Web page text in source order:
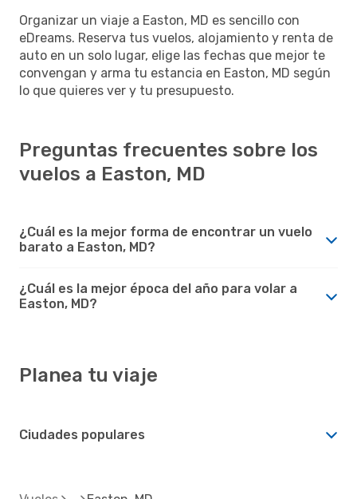
Organizar un viaje a Easton, MD es sencillo con
eDreams. Reserva tus vuelos, alojamiento y renta de
auto en un solo lugar, elige las fechas que mejor te
convengan y arma tu estancia en Easton, MD según
lo que quieres ver y tu presupuesto.
Preguntas frecuentes sobre los
vuelos a Easton, MD
¿Cuál es la mejor forma de encontrar un vuelo
barato a Easton, MD?
¿Cuál es la mejor época del año para volar a
Easton, MD?
Planea tu viaje
Ciudades populares